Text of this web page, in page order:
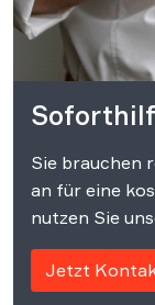
Sie brauchen
an für eine
nutzen Sie
Jetzt